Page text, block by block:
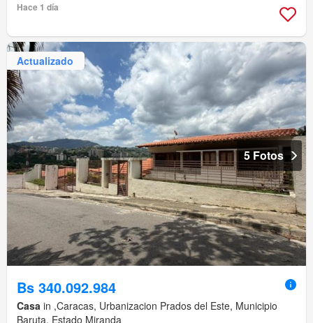
Hace 1 día
Actualizado
5 Fotos
Bs 340.092.984
Casa in ,Caracas, Urbanizacion Prados del Este, Municipio
Baruta, Estado Miranda